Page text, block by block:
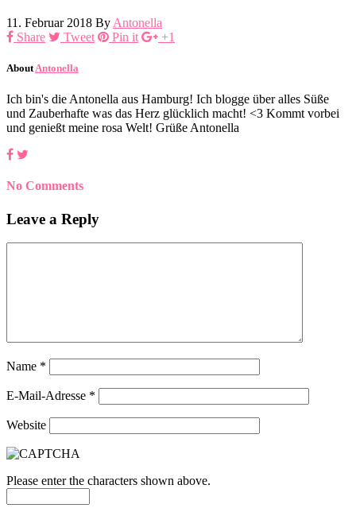
11. Februar 2018 By Antonella
Share
Tweet Pin it +1
About Antonella
Ich bin's die Antonella aus Hamburg! Ich blogge über alles Süße
und Zauberhafte was das Herz glücklich macht! <3 Kommt vorbei
und genießt meine rosa Welt! Grüße Antonella
No Comments
Leave a Reply
Name *
E-Mail-Adresse *
Website
Please enter the characters shown above.